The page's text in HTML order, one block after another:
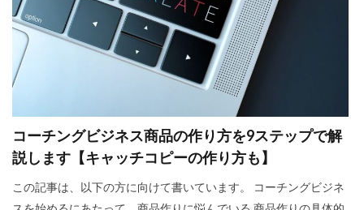
コーチングビジネス商品の作り方を9ステップで解
説します【キャッチコピーの作り方も】
この記事は、以下の方に向けて書いています。 コーチングビジネ